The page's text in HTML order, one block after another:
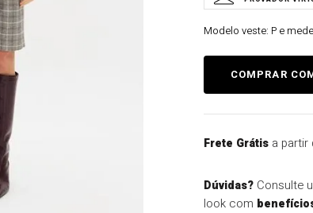
Modelo veste: P e
Frete Grátisa partir
Dúvidas?Consulte
look com